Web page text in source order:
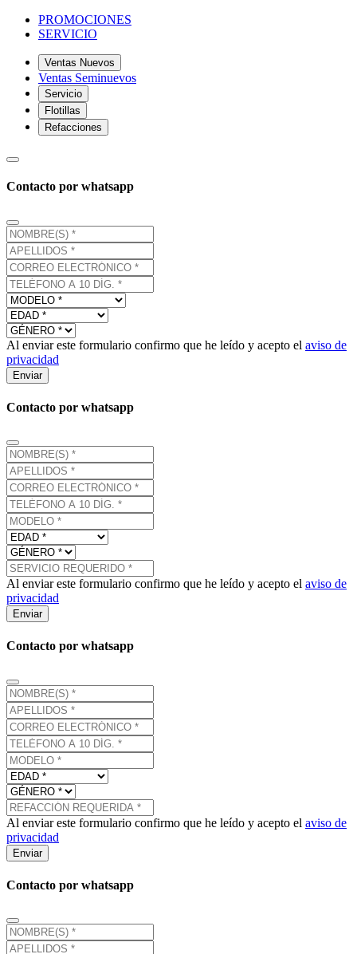
PROMOCIONES
SERVICIO
Ventas Nuevos
Ventas Seminuevos
Servicio
Flotillas
Refacciones
Contacto por whatsapp
Al enviar este formulario confirmo que he leído y acepto el aviso de
privacidad
Enviar
Contacto por whatsapp
Al enviar este formulario confirmo que he leído y acepto el aviso de
privacidad
Enviar
Contacto por whatsapp
Al enviar este formulario confirmo que he leído y acepto el aviso de
privacidad
Enviar
Contacto por whatsapp